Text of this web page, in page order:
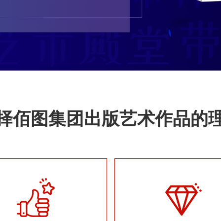
佰图集团出版艺术作品的